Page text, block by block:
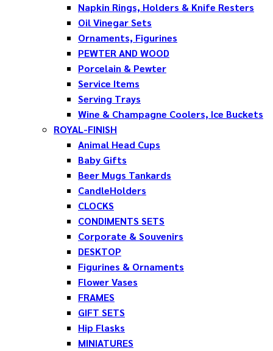
Napkin Rings, Holders & Knife Resters
Oil Vinegar Sets
Ornaments, Figurines
PEWTER AND WOOD
Porcelain & Pewter
Service Items
Serving Trays
Wine & Champagne Coolers, Ice Buckets
ROYAL-FINISH
Animal Head Cups
Baby Gifts
Beer Mugs Tankards
CandleHolders
CLOCKS
CONDIMENTS SETS
Corporate & Souvenirs
DESKTOP
Figurines & Ornaments
Flower Vases
FRAMES
GIFT SETS
Hip Flasks
MINIATURES